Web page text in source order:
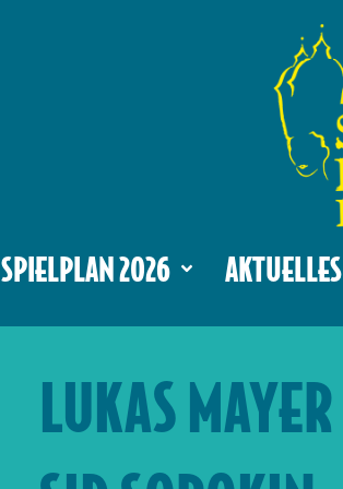
SPIELPLAN 2026 AKTUELLES
LUKAS MAYER